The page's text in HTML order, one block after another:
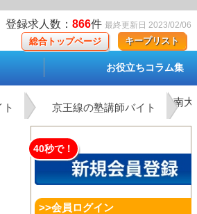
登録求人数： 866件 最終更新日 2023/02/06
キープリスト
総合トップページ
お役立ちコラム集
京王線の塾講師バイト 南大
40秒で！
>>会員ログイン